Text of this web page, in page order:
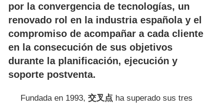
por la convergencia de tecnologías, un
renovado rol en la industria española y el
compromiso de acompañar a cada cliente
en la consecución de sus objetivos
durante la planificación, ejecución y
soporte postventa.
Fundada en 1993, 交叉点 ha superado sus tres